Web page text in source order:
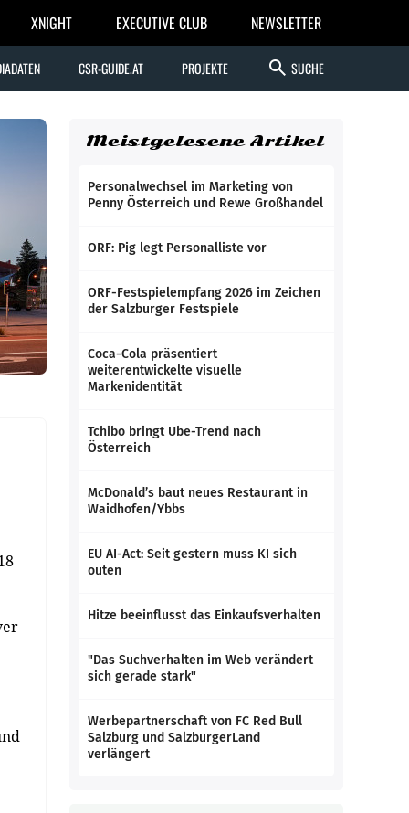
XNIGHT EXECUTIVE CLUB NEWSLETTER
CSR-GUIDE.AT PROJEKTE search SUCHE
Meistgelesene Artikel
Personalwechsel im Marketing von
Penny Österreich und Rewe Großhandel
ORF: Pig legt Personalliste vor
ORF-Festspielempfang 2026 im Zeichen
der Salzburger Festspiele
Coca-Cola präsentiert
weiterentwickelte visuelle
Markenidentität
Tchibo bringt Ube-Trend nach
Österreich
McDonald’s baut neues Restaurant in
Waidhofen/Ybbs
EU AI-Act: Seit gestern muss KI sich
outen
Hitze beeinflusst das Einkaufsverhalten
"Das Suchverhalten im Web verändert
sich gerade stark"
Werbepartnerschaft von FC Red Bull
Salzburg und SalzburgerLand
verlängert